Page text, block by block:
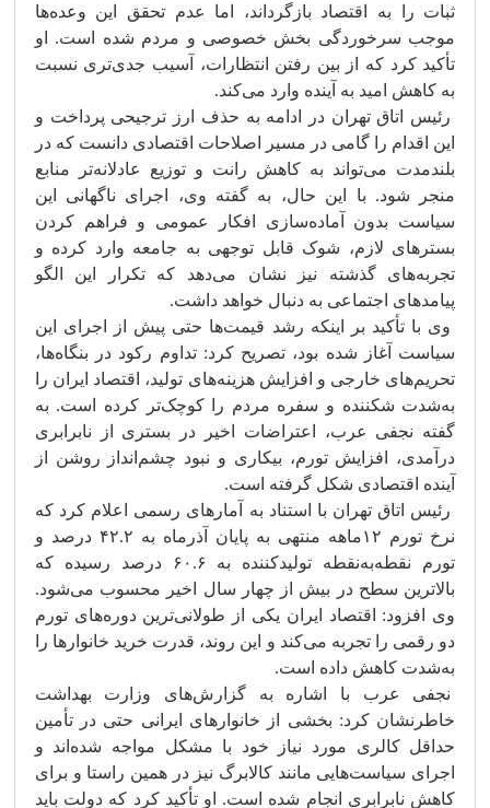
ثبات را به اقتصاد بازگرداند، اما عدم تحقق این وعده‌ها
موجب سرخوردگی بخش خصوصی و مردم شده است. او
تأکید کرد که از بین رفتن انتظارات، آسیب جدی‌تری نسبت
به کاهش امید به آینده وارد می‌کند.
رئیس اتاق تهران در ادامه به حذف ارز ترجیحی پرداخت و
این اقدام را گامی در مسیر اصلاحات اقتصادی دانست که در
بلندمدت می‌تواند به کاهش رانت و توزیع عادلانه‌تر منابع
منجر شود. با این حال، به گفته وی، اجرای ناگهانی این
سیاست بدون آماده‌سازی افکار عمومی و فراهم کردن
بسترهای لازم، شوک قابل توجهی به جامعه وارد کرده و
تجربه‌های گذشته نیز نشان می‌دهد که تکرار این الگو
پیامدهای اجتماعی به دنبال خواهد داشت.
وی با تأکید بر اینکه رشد قیمت‌ها حتی پیش از اجرای این
سیاست آغاز شده بود، تصریح کرد: تداوم رکود در بنگاه‌ها،
تحریم‌های خارجی و افزایش هزینه‌های تولید، اقتصاد ایران را
به‌شدت شکننده و سفره مردم را کوچک‌تر کرده است. به
گفته نجفی عرب، اعتراضات اخیر در بستری از نابرابری
درآمدی، افزایش تورم، بیکاری و نبود چشم‌انداز روشن از
آینده اقتصادی شکل گرفته است.
رئیس اتاق تهران با استناد به آمارهای رسمی اعلام کرد که
نرخ تورم ۱۲ماهه منتهی به پایان آذرماه به ۴۲.۲ درصد و
تورم نقطه‌به‌نقطه تولیدکننده به ۶۰.۶ درصد رسیده که
بالاترین سطح در بیش از چهار سال اخیر محسوب می‌شود.
وی افزود: اقتصاد ایران یکی از طولانی‌ترین دوره‌های تورم
دو رقمی را تجربه می‌کند و این روند، قدرت خرید خانوارها را
به‌شدت کاهش داده است.
نجفی عرب با اشاره به گزارش‌های وزارت بهداشت
خاطرنشان کرد: بخشی از خانوارهای ایرانی حتی در تأمین
حداقل کالری مورد نیاز خود با مشکل مواجه شده‌اند و
اجرای سیاست‌هایی مانند کالابرگ نیز در همین راستا و برای
کاهش نابرابری انجام شده است. او تأکید کرد که دولت باید